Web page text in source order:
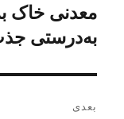
قبلی:
معدنی خاک
به‌درستی
بعدی